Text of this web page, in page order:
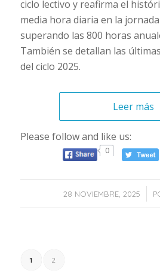
ciclo lectivo y reafirma el
media hora diaria en la
superando las 800 horas
También se detallan las
del ciclo 2025.
Leer más
Please follow and like us:
0
28 NOVIEMBRE, 2025
/
1 2